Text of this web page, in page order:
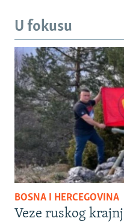
U fokusu
BOSNA I HERCEGOVINA
Veze ruskog